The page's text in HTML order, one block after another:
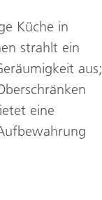
Küche in
strahlt ein
aus;
eine